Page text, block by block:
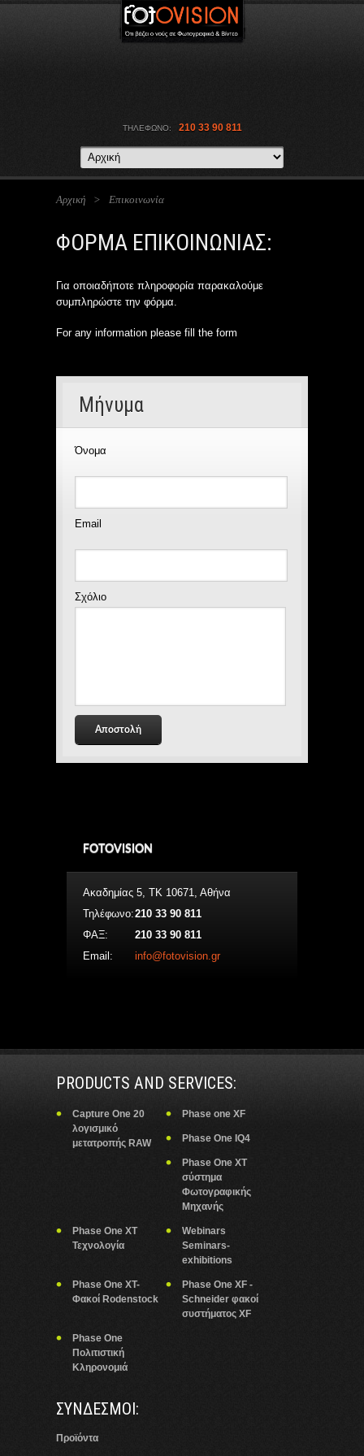
ΤΗΛΕΦΩΝΟ: 210 33 90 811
Αρχική > Επικοινωνία
ΦΟΡΜΑ ΕΠΙΚΟΙΝΩΝΙΑΣ:
Για οποιαδήποτε πληροφορία παρακαλούμε
συμπληρώστε την φόρμα.
For any information please fill the form
Μήνυμα
Όνομα
Email
Σχόλιο
FOTOVISION
Ακαδημίας 5, ΤΚ 10671, Αθήνα
Τηλέφωνο:210 33 90 811
ΦΑΞ:
210 33 90 811
Email:
info@fotovision.gr
PRODUCTS AND SERVICES:
Capture One 20
λογισμικό
μετατροπής RAW
Phase one XF
Phase One IQ4
Phase One XT
σύστημα
Φωτογραφικής
Μηχανής
Phase One XT
Τεχνολογία
Webinars
Seminars-
exhibitions
Phase One XT-
Φακοί Rodenstock
Phase One XF -
Schneider φακοί
συστήματος XF
Phase One
Πολιτιστική
Κληρονομιά
ΣΥΝΔΕΣΜΟΙ:
Προϊόντα